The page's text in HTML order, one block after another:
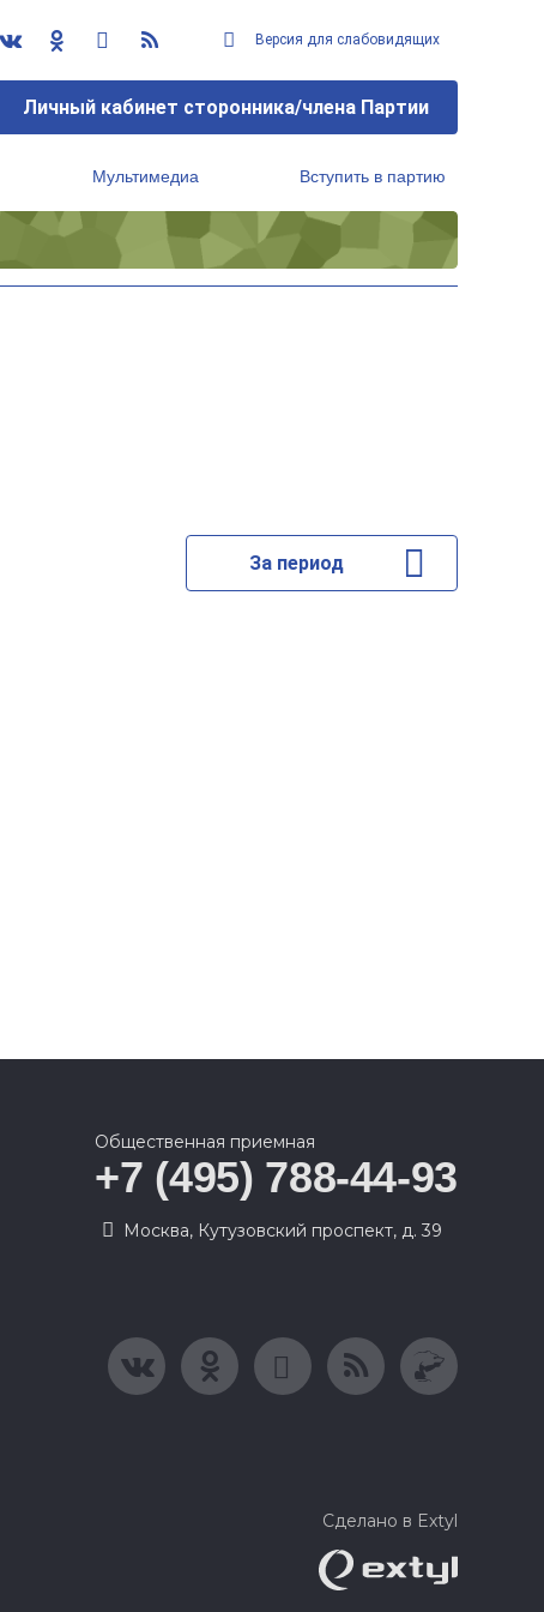
Версия для слабовидящих
Личный кабинет сторонника/члена Партии
Мультимедиа Вступить в партию
За период
Общественная приемная
+7 (495) 788-44-93
Москва, Кутузовский проспект, д. 39
Сделано в Extyl